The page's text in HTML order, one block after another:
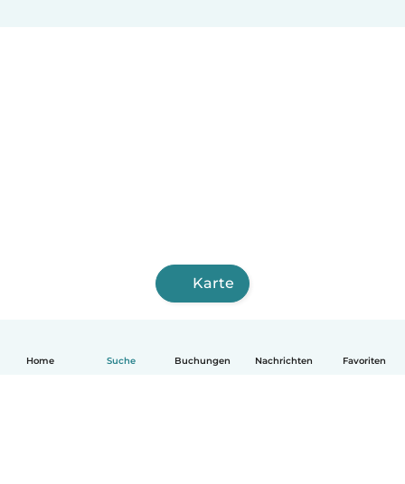
Home Suche Buchungen Nachrichten Favoriten
Karte